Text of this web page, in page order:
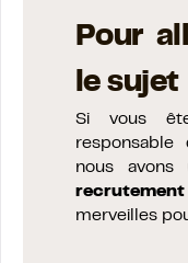
Pour
le sujet
Si vous
responsable
nous
merveilles